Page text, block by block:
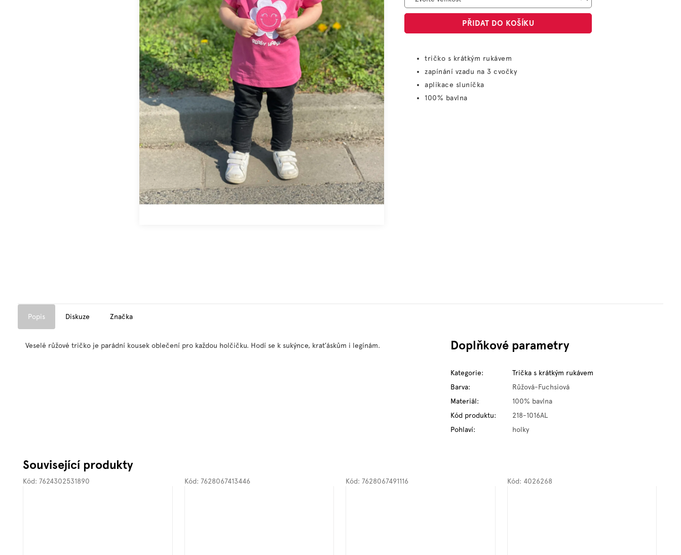
PŘIDAT DO KOŠÍKU
tričko s krátkým rukávem
zapínání vzadu na 3 cvočky
aplikace sluníčka
100% bavlna
Popis Diskuze Značka
Veselé růžové tričko je parádní kousek oblečení pro každou holčičku. Hodí se k sukýnce, kraťáskům i legínám. Doplňkové parametry
Kategorie:
Trička s krátkým rukávem
Barva:
Růžová-Fuchsiová
Materiál:
100% bavlna
Kód produktu:
218-1016AL
Pohlaví: holky
Související produkty
Kód: 7624302531890 Kód: 7628067413446 Kód: 7628067491116 Kód: 4026268